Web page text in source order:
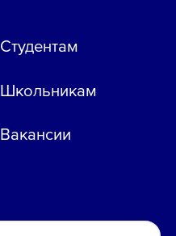
Студентам
Школьникам
Вакансии